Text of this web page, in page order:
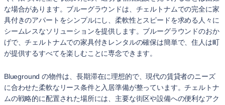
な場合があります。ブルーグラウンドは、チェルトナムでの完全に家
具付きのアパートをシンプルにし、柔軟性とスピードを求める人々に
シームレスなソリューションを提供します。ブルーグラウンドのおか
げで、チェルトナムでの家具付きレンタルの確保は簡単で、住人は町
が提供するすべてを楽しむことに専念できます。
Blueground の物件は、長期滞在に理想的で、現代の賃貸者のニーズ
に合わせた柔軟なリース条件と入居準備が整っています。チェルトナ
ムの戦略的に配置された場所には、主要な街区や設備への便利なアク